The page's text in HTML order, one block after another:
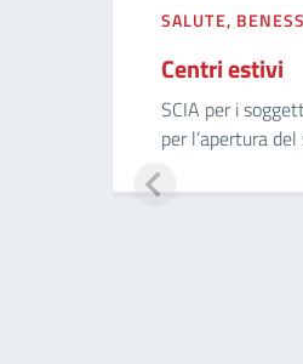
SALUTE,
Centri estivi
SCIA per i
per l’apertura